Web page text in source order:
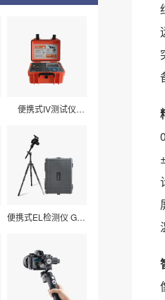
便携式IV测试仪
便携式EL检测仪 G50